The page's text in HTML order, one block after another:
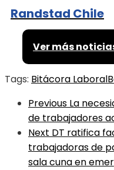
Randstad Chile
Ver más
Tags: Bitácora Laboral
Previous La
de trabajadores
Next DT ratifica
trabajadoras de
sala cuna en